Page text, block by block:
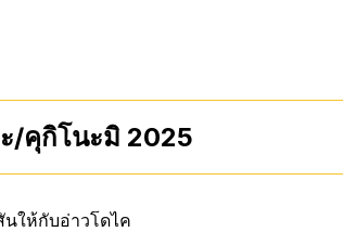
/คุกิโนะมิ 2025
นให้กับอ่าวโดไค